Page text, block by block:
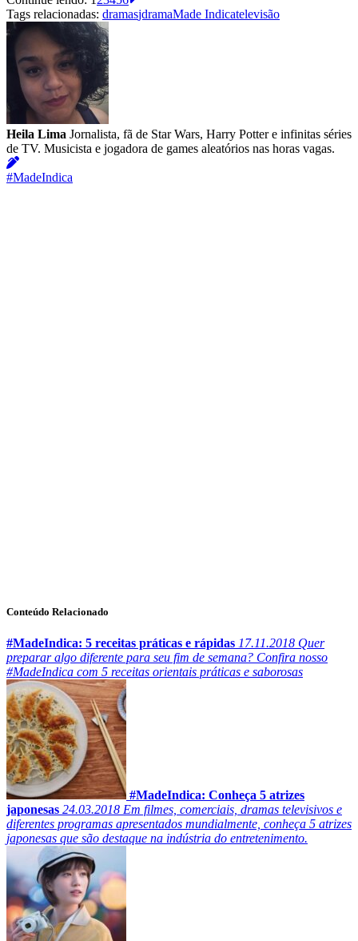
Tags relacionadas: dramasjdramaMade Indicatelevisão
Heila Lima Jornalista, fã de Star Wars, Harry Potter e infinitas séries
de TV. Musicista e jogadora de games aleatórios nas horas vagas.
#MadeIndica
Conteúdo Relacionado
#MadeIndica: 5 receitas práticas e rápidas 17.11.2018 Quer
preparar algo diferente para seu fim de semana? Confira nosso
#MadeIndica com 5 receitas orientais práticas e saborosas
#MadeIndica: Conheça 5 atrizes
japonesas 24.03.2018 Em filmes, comerciais, dramas televisivos e
diferentes programas apresentados mundialmente, conheça 5 atrizes
japonesas que são destaque na indústria do entretenimento.